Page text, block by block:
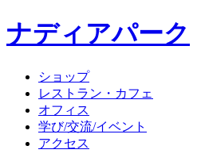
ナディアパーク
ショップ
レストラン・カフェ
オフィス
学び/交流/イベント
アクセス